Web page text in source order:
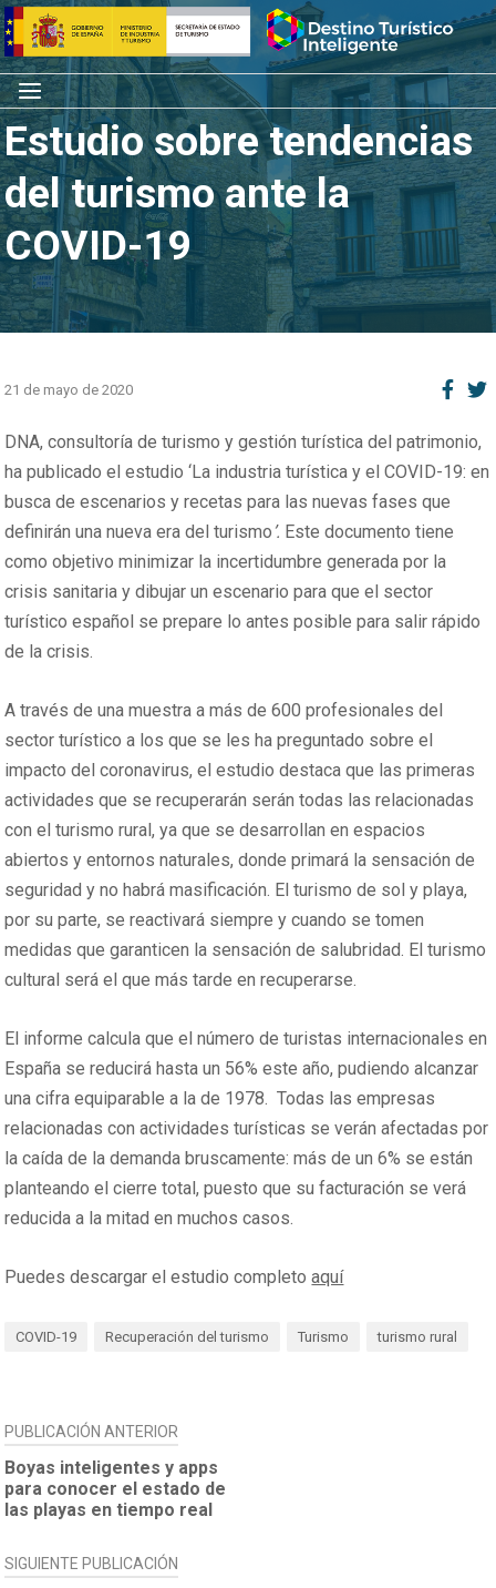
Saltar
al
contenido
Inicio
Menú
Estudio sobre tendencias
del turismo ante la
COVID-19
21 de mayo de 2020
DNA, consultoría de turismo y gestión turística del patrimonio,
ha publicado el estudio ‘La industria turística y el COVID-19: en
busca de escenarios y recetas para las nuevas fases que
definirán una nueva era del turismo’. Este documento tiene
como objetivo minimizar la incertidumbre generada por la
crisis sanitaria y dibujar un escenario para que el sector
turístico español se prepare lo antes posible para salir rápido
de la crisis.
A través de una muestra a más de 600 profesionales del
sector turístico a los que se les ha preguntado sobre el
impacto del coronavirus, el estudio destaca que las primeras
actividades que se recuperarán serán todas las relacionadas
con el turismo rural, ya que se desarrollan en espacios
abiertos y entornos naturales, donde primará la sensación de
seguridad y no habrá masificación. El turismo de sol y playa,
por su parte, se reactivará siempre y cuando se tomen
medidas que garanticen la sensación de salubridad. El turismo
cultural será el que más tarde en recuperarse.
El informe calcula que el número de turistas internacionales en
España se reducirá hasta un 56% este año, pudiendo alcanzar
una cifra equiparable a la de 1978. Todas las empresas
relacionadas con actividades turísticas se verán afectadas por
la caída de la demanda bruscamente: más de un 6% se están
planteando el cierre total, puesto que su facturación se verá
reducida a la mitad en muchos casos.
Puedes descargar el estudio completoaquí
COVID-19 Recuperación del turismo Turismo turismo rural
NAVEGACIÓN
DE
ENTRADAS
PUBLICACIÓN ANTERIOR
Boyas inteligentes y apps
para conocer el estado de
las playas en tiempo real
SIGUIENTE PUBLICACIÓN